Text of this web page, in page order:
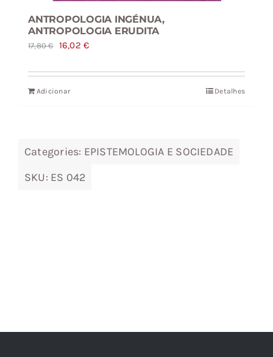
ANTROPOLOGIA INGÉNUA,
ANTROPOLOGIA ERUDITA
17,80€
O
original
era:
16,02€O
atual
Adicionar Detalhes
Categories: EPISTEMOLOGIA E SOCIEDADE
SKU: ES 042